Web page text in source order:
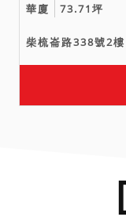
華廈 73.71坪
柴梳崙路338號2樓